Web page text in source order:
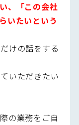
、「この会社
いたいという
けの話をする
いただきたい
の業務をご自